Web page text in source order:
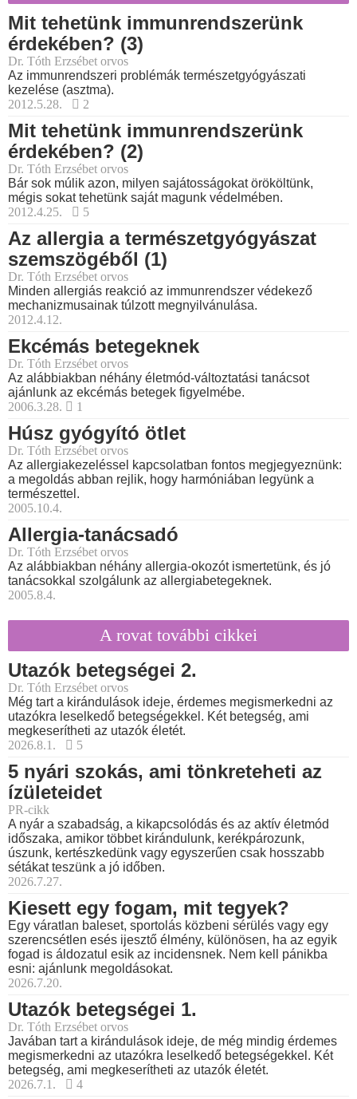
Mit tehetünk immunrendszerünk
érdekében? (3)
Dr. Tóth Erzsébet orvos
Az immunrendszeri problémák természetgyógyászati
kezelése (asztma).
2012.5.28.
2
Mit tehetünk immunrendszerünk
érdekében? (2)
Dr. Tóth Erzsébet orvos
Bár sok múlik azon, milyen sajátosságokat örököltünk,
mégis sokat tehetünk saját magunk védelmében.
2012.4.25.
5
Az allergia a természetgyógyászat
szemszögéből (1)
Dr. Tóth Erzsébet orvos
Minden allergiás reakció az immunrendszer védekező
mechanizmusainak túlzott megnyilvánulása.
2012.4.12.
Ekcémás betegeknek
Dr. Tóth Erzsébet orvos
Az alábbiakban néhány életmód-változtatási tanácsot
ajánlunk az ekcémás betegek figyelmébe.
2006.3.28.
1
Húsz gyógyító ötlet
Dr. Tóth Erzsébet orvos
Az allergiakezeléssel kapcsolatban fontos megjegyeznünk:
a megoldás abban rejlik, hogy harmóniában legyünk a
természettel.
2005.10.4.
Allergia-tanácsadó
Dr. Tóth Erzsébet orvos
Az alábbiakban néhány allergia-okozót ismertetünk, és jó
tanácsokkal szolgálunk az allergiabetegeknek.
2005.8.4.
A rovat további cikkei
Utazók betegségei 2.
Dr. Tóth Erzsébet orvos
Még tart a kirándulások ideje, érdemes megismerkedni az
utazókra leselkedő betegségekkel. Két betegség, ami
megkeserítheti az utazók életét.
2026.8.1.
5
5 nyári szokás, ami tönkreteheti az
ízületeidet
PR-cikk
A nyár a szabadság, a kikapcsolódás és az aktív életmód
időszaka, amikor többet kirándulunk, kerékpározunk,
úszunk, kertészkedünk vagy egyszerűen csak hosszabb
sétákat teszünk a jó időben.
2026.7.27.
Kiesett egy fogam, mit tegyek?
Egy váratlan baleset, sportolás közbeni sérülés vagy egy
szerencsétlen esés ijesztő élmény, különösen, ha az egyik
fogad is áldozatul esik az incidensnek. Nem kell pánikba
esni: ajánlunk megoldásokat.
2026.7.20.
Utazók betegségei 1.
Dr. Tóth Erzsébet orvos
Javában tart a kirándulások ideje, de még mindig érdemes
megismerkedni az utazókra leselkedő betegségekkel. Két
betegség, ami megkeserítheti az utazók életét.
2026.7.1.
4